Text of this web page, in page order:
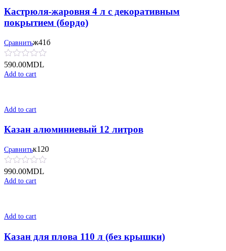
Кастрюля-жаровня 4 л с декоративным
покрытием (бордо)
Сравнитьж41б
590.00MDL
Add to cart
Add to cart
Казан алюминиевый 12 литров
Сравнитьк120
990.00MDL
Add to cart
Add to cart
Казан для плова 110 л (без крышки)